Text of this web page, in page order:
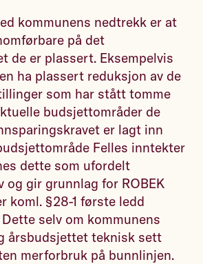
kommunens nedtrekk er at
på det
de er plassert. Eksempelvis
ha plassert reduksjon av de
som har stått tomme
budsjettområder de
er lagt inn
Felles inntekter
dette som ufordelt
og gir grunnlag for ROBEK
koml. §28-1 første ledd
selv om kommunens
årsbudsjettet teknisk sett
merforbruk på bunnlinjen.